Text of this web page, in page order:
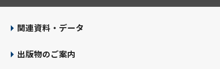
関連資料・データ
出版物のご案内